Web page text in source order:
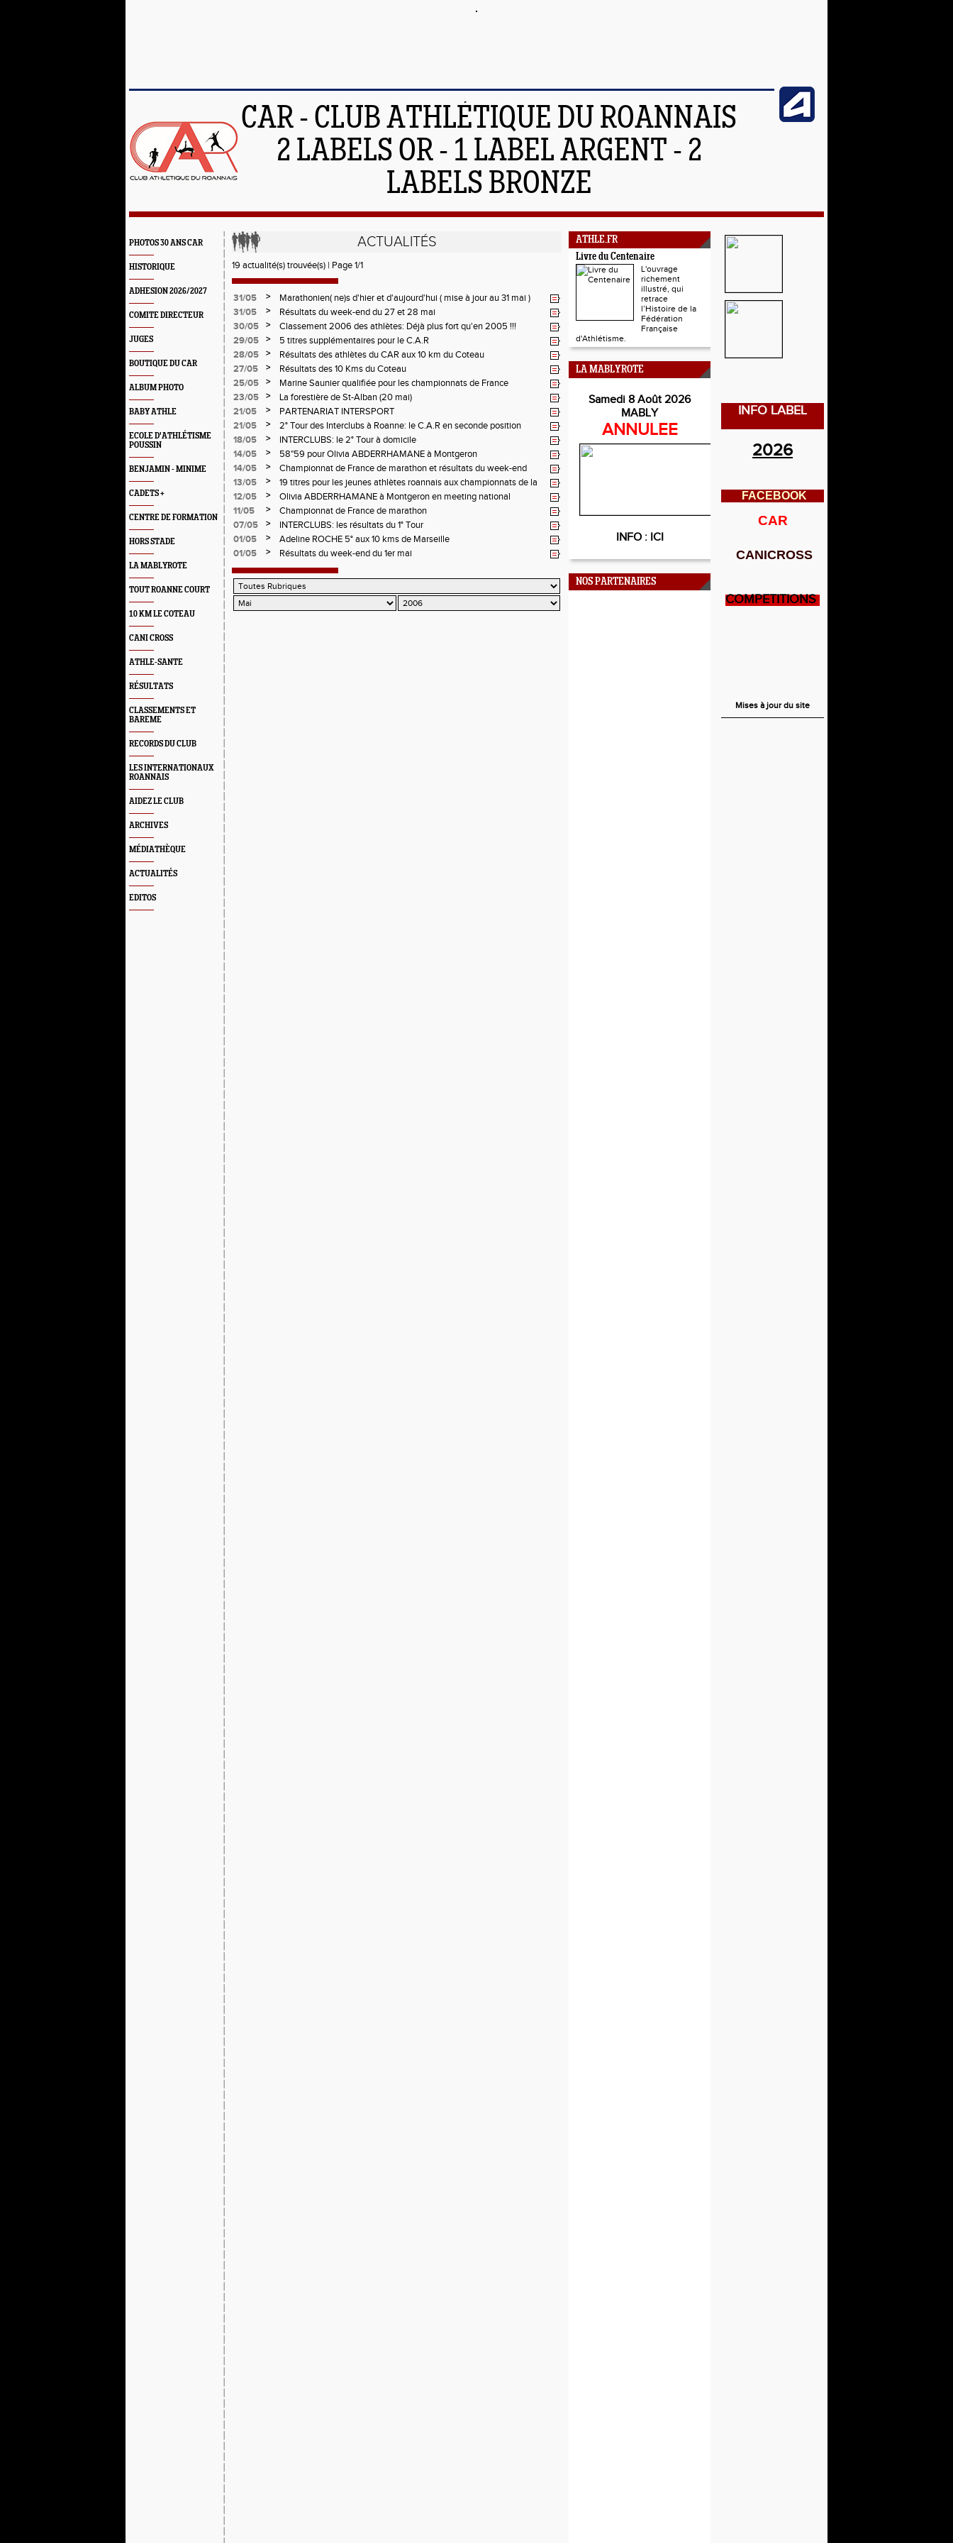
CAR - CLUB ATHLÉTIQUE DU ROANNAIS
2 LABELS OR - 1 LABEL ARGENT - 2
LABELS BRONZE
PHOTOS 30 ANS CAR
HISTORIQUE
ADHESION 2026/2027
COMITE DIRECTEUR
JUGES
BOUTIQUE DU CAR
ALBUM PHOTO
BABY ATHLE
ECOLE D'ATHLÉTISME
POUSSIN
BENJAMIN - MINIME
CADETS +
CENTRE DE FORMATION
HORS STADE
LA MABLYROTE
TOUT ROANNE COURT
10 KM LE COTEAU
CANI CROSS
ATHLE-SANTE
RÉSULTATS
CLASSEMENTS ET
BAREME
RECORDS DU CLUB
LES INTERNATIONAUX
ROANNAIS
AIDEZ LE CLUB
ARCHIVES
MÉDIATHÈQUE
ACTUALITÉS
EDITOS
ACTUALITÉS
19 actualité(s) trouvée(s) | Page 1/1
31/05 >
Marathonien( ne)s d'hier et d'aujourd'hui ( mise à jour au 31 mai )
31/05
>
Résultats du week-end du 27 et 28 mai
30/05
>
Classement 2006 des athlètes: Déjà plus fort qu'en 2005 !!!
29/05
>
5 titres supplémentaires pour le C.A.R
28/05
>
Résultats des athlètes du CAR aux 10 km du Coteau
27/05
>
Résultats des 10 Kms du Coteau
25/05
>
Marine Saunier qualifiée pour les championnats de France
23/05
>
La forestière de St-Alban (20 mai)
21/05
>
PARTENARIAT INTERSPORT
21/05
>
2° Tour des Interclubs à Roanne: le C.A.R en seconde position
18/05
>
INTERCLUBS: le 2° Tour à domicile
14/05
>
58"59 pour Olivia ABDERRHAMANE à Montgeron
14/05
>
Championnat de France de marathon et résultats du week-end
13/05
>
19 titres pour les jeunes athlètes roannais aux championnats de la
Loire
12/05 >
Olivia ABDERRHAMANE à Montgeron en meeting national
11/05
>
Championnat de France de marathon
07/05
>
INTERCLUBS: les résultats du 1° Tour
01/05
>
Adeline ROCHE 5° aux 10 kms de Marseille
01/05
> Résultats du week-end du 1er mai
ATHLE.FR
Livre du Centenaire
L'ouvrage
richement
illustré, qui
retrace
l’Histoire de la
Fédération
Française
d'Athlétisme.
LA MABLYROTE
Samedi 8 Août 2026
MABLY
ANNULEE
INFO : ICI
NOS PARTENAIRES
INFO LABEL
2026
FACEBOOK
CAR
CANICROSS
COMPETITIONS
Mises à jour du site